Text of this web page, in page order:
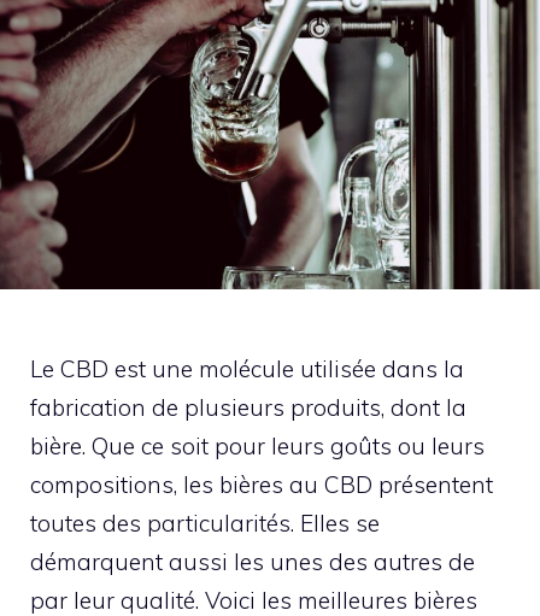
Le CBD est une molécule utilisée dans la
fabrication de plusieurs produits, dont la
bière. Que ce soit pour leurs goûts ou leurs
compositions, les bières au CBD présentent
toutes des particularités. Elles se
démarquent aussi les unes des autres de
par leur qualité. Voici les meilleures bières